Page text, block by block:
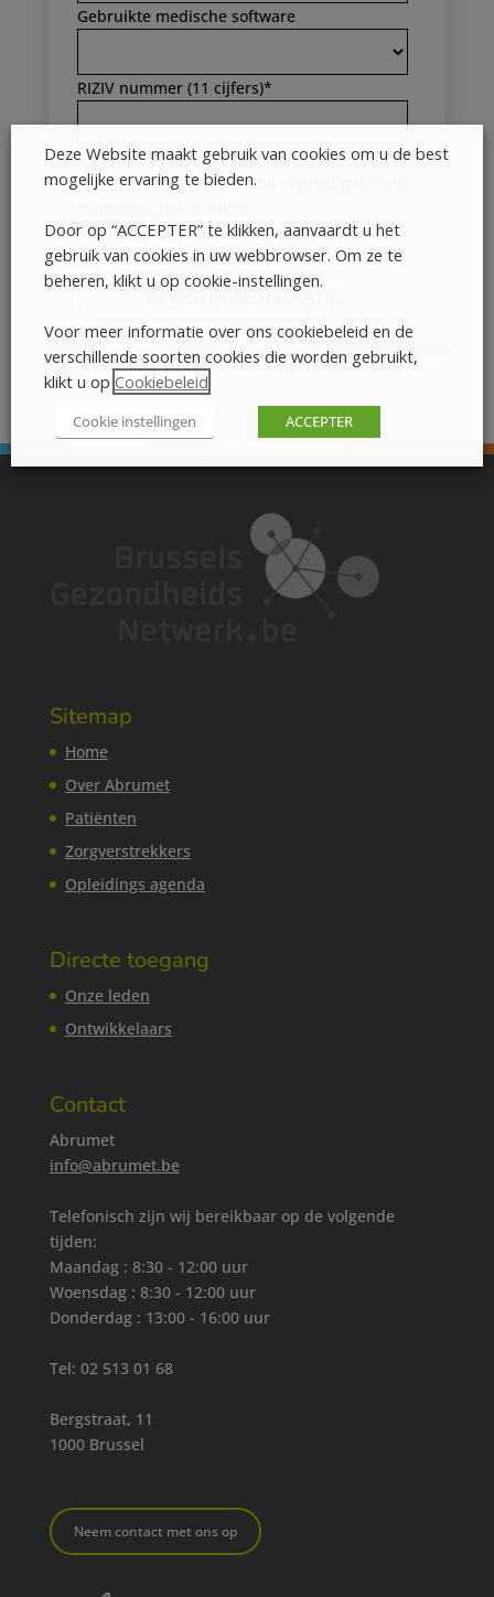
Gebruikte medische software
RIZIV nummer (11 cijfers)*
* ik heb devoorwaarden voor het gebruik
van mijn gegevensgelezen en goedgekeurd
ik wil graag op de hoogte blijven van
nieuwe opleidingen.
Sitemap
Home
Over Abrumet
Patiënten
Zorgverstrekkers
Opleidings agenda
Directe toegang
Onze leden
Ontwikkelaars
Contact
Abrumet
info@abrumet.be
Telefonisch zijn wij bereikbaar op de volgende
tijden:
Maandag : 8:30 - 12:00 uur
Woensdag : 8:30 - 12:00 uur
Donderdag : 13:00 - 16:00 uur
Tel: 02 513 01 68
Bergstraat, 11
1000 Brussel
Neem contact met ons op
Deze Website maakt gebruik van cookies om u de best
mogelijke ervaring te bieden.
Door op “ACCEPTER” te klikken, aanvaardt u het
gebruik van cookies in uw webbrowser. Om ze te
beheren, klikt u op cookie-instellingen.
Voor meer informatie over ons cookiebeleid en de
verschillende soorten cookies die worden gebruikt,
klikt u op Cookiebeleid
Cookie instellingen ACCEPTER